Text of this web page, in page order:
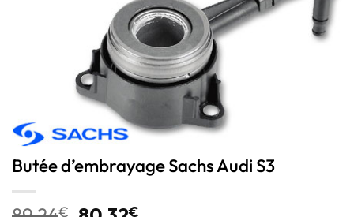
Butée d’embrayage Sachs Audi S3
€ €